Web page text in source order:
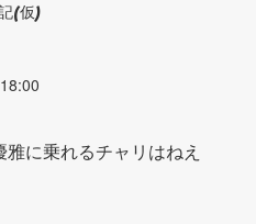
(仮)
雅に乗れるチャリはねえ